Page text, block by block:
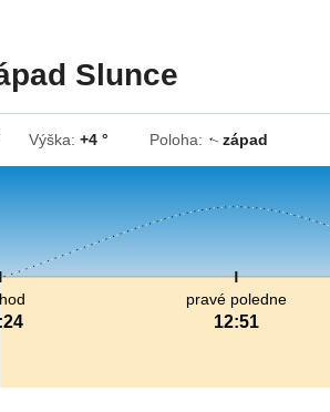
Slunce
Výška:+4 ° Poloha: ↓západ
pravé poledne
12:51